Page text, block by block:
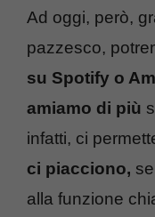
Ad oggi, però,
pazzesco,
su Spotify o
amiamo di più
infatti, ci
ci piacciono,
alla funzione